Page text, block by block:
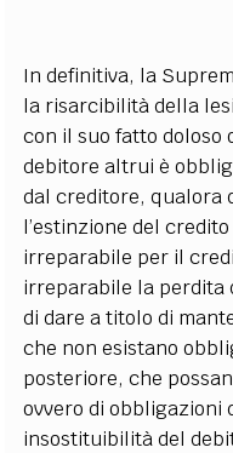
In definitiva, la
la risarcibilità della
con il suo fatto doloso
debitore altrui è
dal creditore, qualora
l’estinzione del
irreparabile per il
irreparabile la perdita
di dare a titolo di
che non esistano
posteriore, che
ovvero di obbligazioni
insostituibilità del